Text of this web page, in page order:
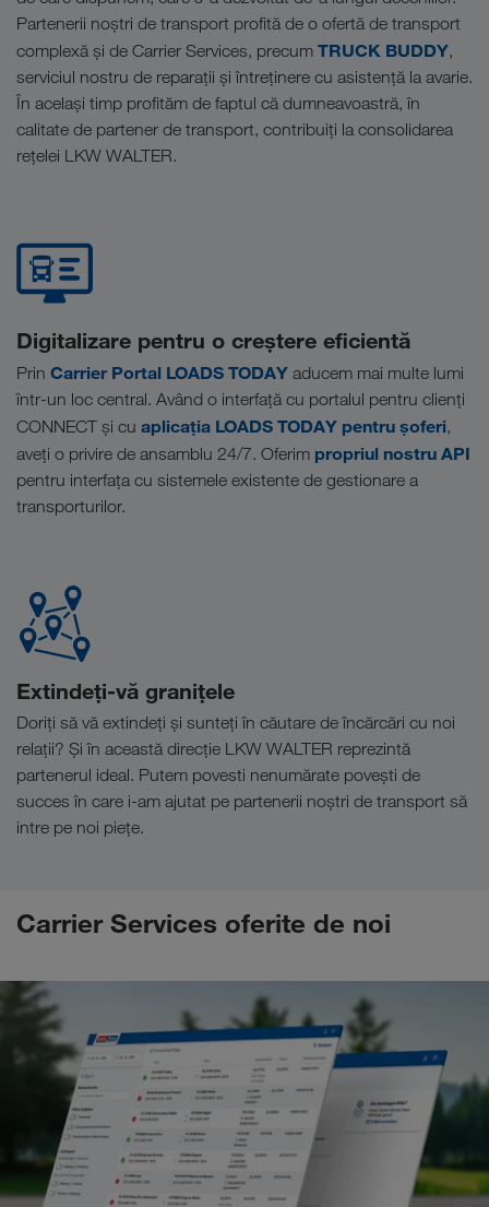
Partenerii noștri de transport profită de o ofertă de transport
complexă și de Carrier Services, precum TRUCK BUDDY,
serviciul nostru de reparații și întreținere cu asistență la avarie.
În același timp profităm de faptul că dumneavoastră, în
calitate de partener de transport, contribuiți la consolidarea
rețelei LKW WALTER.
Digitalizare pentru o creștere eficientă
Prin Carrier Portal LOADS TODAY aducem mai multe lumi
într-un loc central. Având o interfață cu portalul pentru clienți
CONNECT și cu aplicația LOADS TODAY pentru șoferi,
aveți o privire de ansamblu 24/7. Oferim propriul nostru API
pentru interfața cu sistemele existente de gestionare a
transporturilor.
Extindeți-vă granițele
Doriți să vă extindeți și sunteți în căutare de încărcări cu noi
relații? Și în această direcție LKW WALTER reprezintă
partenerul ideal. Putem povesti nenumărate povești de
succes în care i-am ajutat pe partenerii noștri de transport să
intre pe noi piețe.
Carrier Services oferite de noi